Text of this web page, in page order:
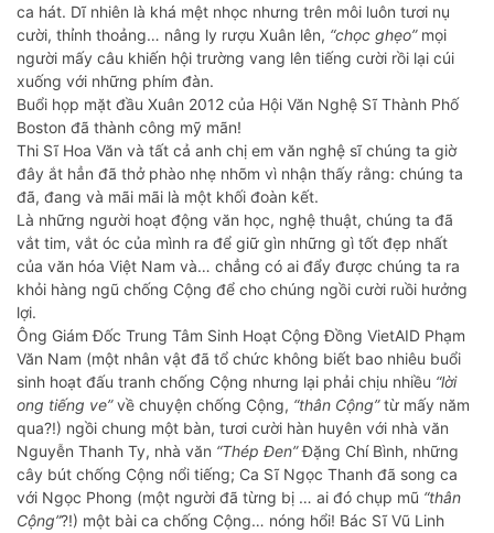
ca hát. Dĩ nhiên là khá mệt nhọc nhưng trên môi luôn tươi nụ
cười, thỉnh thoảng… nâng ly rượu Xuân lên, “chọc ghẹo”mọi
người mấy câu khiến hội trường vang lên tiếng cười rồi lại cúi
xuống với những phím đàn.
Buổi họp mặt đầu Xuân 2012 của Hội Văn Nghệ Sĩ Thành Phố
Boston đã thành công mỹ mãn!
Thi Sĩ Hoa Văn và tất cả anh chị em văn nghệ sĩ chúng ta giờ
đây ắt hẳn đã thở phào nhẹ nhõm vì nhận thấy rằng: chúng ta
đã, đang và mãi mãi là một khối đoàn kết.
Là những người hoạt động văn học, nghệ thuật, chúng ta đã
vắt tim, vắt óc của mình ra để giữ gìn những gì tốt đẹp nhất
của văn hóa Việt Nam và… chẳng có ai đẩy được chúng ta ra
khỏi hàng ngũ chống Cộng để cho chúng ngồi cười ruồi hưởng
lợi.
Ông Giám Đốc Trung Tâm Sinh Hoạt Cộng Đồng VietAID Phạm
Văn Nam (một nhân vật đã tổ chức không biết bao nhiêu buổi
sinh hoạt đấu tranh chống Cộng nhưng lại phải chịu nhiều “lời
ong tiếng ve”về chuyện chống Cộng, “thân Cộng”từ mấy năm
qua?!) ngồi chung một bàn, tươi cười hàn huyên với nhà văn
Nguyễn Thanh Ty, nhà văn “Thép Đen”Đặng Chí Bình, những
cây bút chống Cộng nổi tiếng; Ca Sĩ Ngọc Thanh đã song ca
với Ngọc Phong (một người đã từng bị … ai đó chụp mũ “thân
Cộng”?!) một bài ca chống Cộng… nóng hổi! Bác Sĩ Vũ Linh